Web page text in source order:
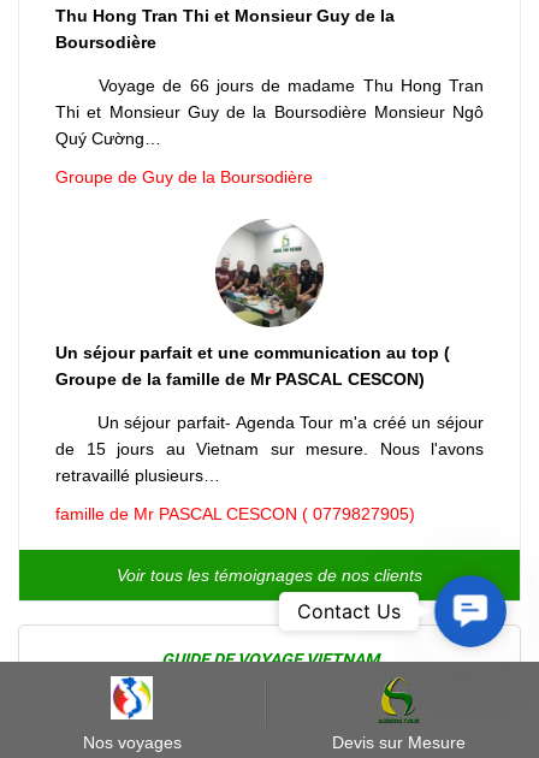
Thu Hong Tran Thi et Monsieur Guy de la
Boursodière
Voyage de 66 jours de madame Thu Hong Tran
Thi et Monsieur Guy de la Boursodière Monsieur Ngô
Quý Cường…
Groupe de Guy de la Boursodière
Un séjour parfait et une communication au top (
Groupe de la famille de Mr PASCAL CESCON)
Un séjour parfait- Agenda Tour m'a créé un séjour
de 15 jours au Vietnam sur mesure. Nous l'avons
retravaillé plusieurs…
famille de Mr PASCAL CESCON ( 0779827905)
Voir tous les témoignages de nos clients
GUIDE DE VOYAGE VIETNAM
Guide détaillé Voyage Vietnam 2027 – Météo,
climat et Quand Partir
Nos voyages
Devis sur Mesure
Contact
Contact Us